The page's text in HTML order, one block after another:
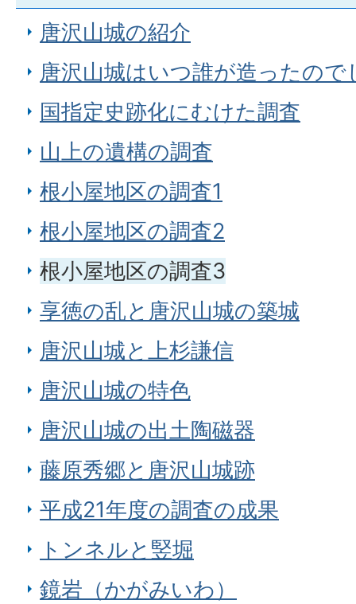
唐沢山城の紹介
唐沢山城はいつ誰が造ったので
国指定史跡化にむけた調査
山上の遺構の調査
根小屋地区の調査1
根小屋地区の調査2
根小屋地区の調査3
享徳の乱と唐沢山城の築城
唐沢山城と上杉謙信
唐沢山城の特色
唐沢山城の出土陶磁器
藤原秀郷と唐沢山城跡
平成21年度の調査の成果
トンネルと竪堀
鏡岩（かがみいわ）